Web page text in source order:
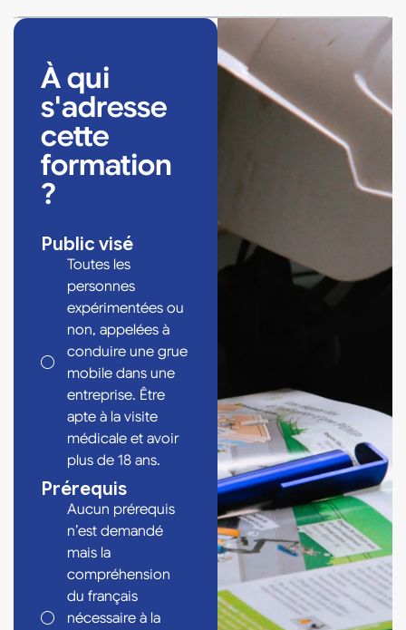
À qui
s'adresse
cette
formation
?
Public visé
Toutes les
personnes
expérimentées ou
non, appelées à
conduire une grue
mobile dans une
entreprise. Être
apte à la visite
médicale et avoir
plus de 18 ans.
Prérequis
Aucun prérequis
n’est demandé
mais la
compréhension
du français
nécessaire à la